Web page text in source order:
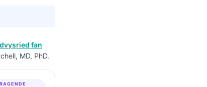
fan
MD, PhD.